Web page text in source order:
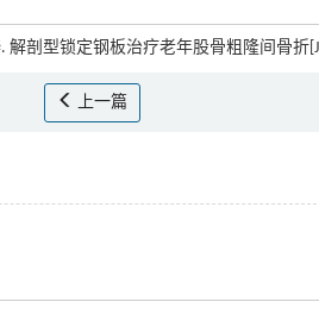
解剖型锁定钢板治疗老年股骨粗隆间骨折
上一篇